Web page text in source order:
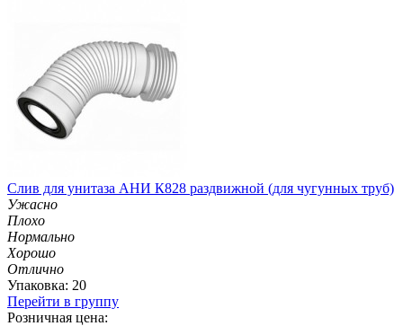
Слив для унитаза АНИ К828 раздвижной (для чугунных труб)
Ужасно
Плохо
Нормально
Хорошо
Отлично
Упаковка: 20
Перейти в группу
Розничная цена: